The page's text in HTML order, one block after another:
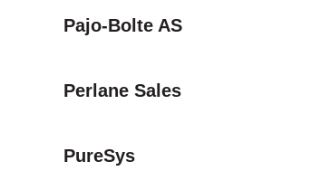
Pajo-Bolte AS
Perlane Sales
PureSys